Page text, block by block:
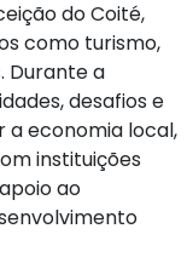
do Coité,
como turismo,
Durante a
desafios e
a economia local,
instituições
ao